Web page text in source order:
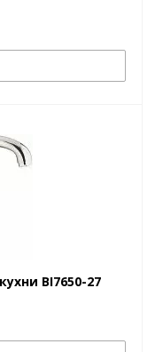
BI7650-27